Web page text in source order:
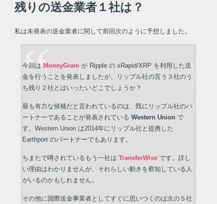
残りの送金業者１社は？
私は未発表の送金業者に関して前回次のように予想しました。
今回は MoneyGram が Ripple の xRapid/XRP を利用した送
金を行うことを発表しましたが、リップル社の言う３社のう
ち残り２社とはいったいどこでしょうか？
最も有力な候補だと言われているのは、既にリップル社のパ
ートナーであることが発表されている Western Union で
す。Western Union は2014年にリップル社と提携した
Earthport のパートナーでもあります。
ちまたで噂されているもう一社は TransferWise です。詳し
い理由はわかりませんが、それらしい動きを察知している人
がいるのかもしれません。
その他に国際送金事業者としてすぐに思いつくのは次の５社